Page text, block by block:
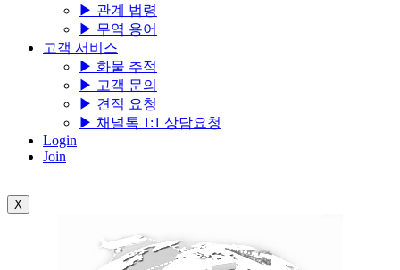
▶ 관계 법령
▶ 무역 용어
고객 서비스
▶ 화물 추적
▶ 고객 문의
▶ 견적 요청
▶ 채널톡 1:1 상담요청
Login
Join
X